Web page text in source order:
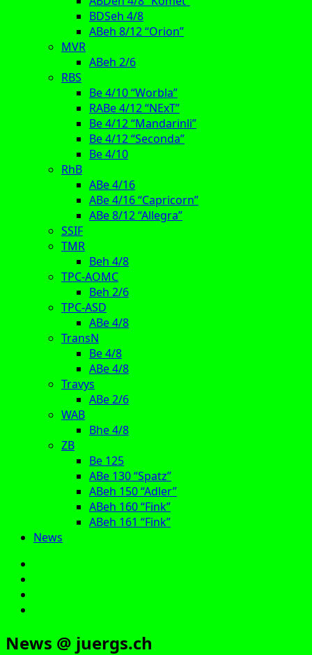
BDSeh 4/8
ABeh 8/12 “Orion”
MVR
ABeh 2/6
RBS
Be 4/10 “Worbla”
RABe 4/12 “NExT”
Be 4/12 “Mandarinli”
Be 4/12 “Seconda”
Be 4/10
RhB
ABe 4/16
ABe 4/16 “Capricorn”
ABe 8/12 “Allegra”
SSIF
TMR
Beh 4/8
TPC-AOMC
Beh 2/6
TPC-ASD
ABe 4/8
TransN
Be 4/8
ABe 4/8
Travys
ABe 2/6
WAB
Bhe 4/8
ZB
Be 125
ABe 130 “Spatz”
ABeh 150 “Adler”
ABeh 160 “Fink”
ABeh 161 “Fink”
News
News @ juergs.ch